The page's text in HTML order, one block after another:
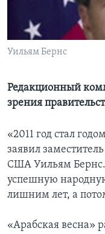
Learning English
СОЦИАЛЬНЫЕ СЕТИ
Языки
Уильям Бернс
Редакционный
зрения
«2011 год стал
заявил
США Уильям
успешную
лишним лет, а
«Арабская весна»